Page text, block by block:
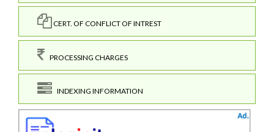
CERT. OF CONFLICT OF INTREST
PROCESSING CHARGES
INDEXING INFORMATION